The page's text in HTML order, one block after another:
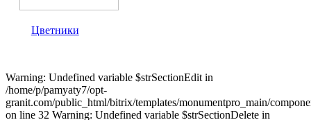
Цветники
Warning: Undefined variable $strSectionEdit in
/home/p/pamyaty7/opt-
granit.com/public_html/bitrix/templates/monumentpro_main/
on line 32 Warning: Undefined variable $strSectionDelete in